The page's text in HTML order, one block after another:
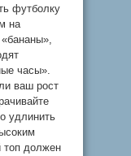
футболку
на
часы».
ваш рост
удлинить
топ должен